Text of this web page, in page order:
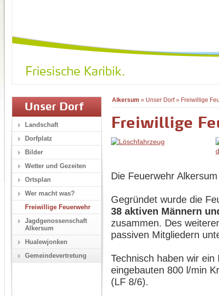
Alkersum » Unser Dorf» Freiwillige
Freiwillige
Die Feuerwehr
Gegründet wurde die
38 aktiven Männern
zusammen. Des
passiven Mitgliedern
Technisch haben wir
eingebauten 800 l/min
(LF 8/6).
Unser Dorf
Landschaft
Dorfplatz
Bilder
Wetter und Gezeiten
Ortsplan
Wer macht was?
Freiwillige Feuerwehr
Jagdgenossenschaft
Alkersum
Hualewjonken
Gemeindevertretung